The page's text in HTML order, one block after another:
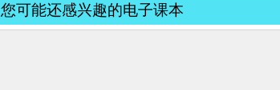
您可能还感兴趣的电子课本